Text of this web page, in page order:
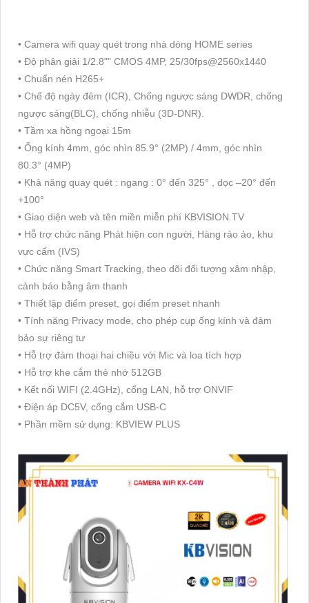
• Camera wifi quay quét trong nhà dòng HOME series
• Độ phân giải 1/2.8"" CMOS 4MP, 25/30fps@2560x1440
• Chuẩn nén H265+
• Chế độ ngày đêm (ICR), Chống ngược sáng DWDR, chống
ngược sáng(BLC), chống nhiễu (3D-DNR).
• Tầm xa hồng ngoại 15m
• Ống kính 4mm, góc nhìn 85.9° (2MP) / 4mm, góc nhìn
80.3° (4MP)
• Khả năng quay quét : ngang : 0° đến 325° , dọc –20° đến
+100°
• Giao diện web và tên miền miễn phí KBVISION.TV
• Hỗ trợ chức năng Phát hiện con người, Hàng rào ảo, khu
vực cấm (IVS)
• Chức năng Smart Tracking, theo dõi đối tượng xâm nhập,
cảnh báo bằng âm thanh
• Thiết lập điểm preset, gọi điểm preset nhanh
• Tính năng Privacy mode, cho phép cụp ống kính và đảm
bảo sự riêng tư
• Hỗ trợ đàm thoại hai chiều với Mic và loa tích hợp
• Hỗ trợ khe cắm thẻ nhớ 512GB
• Kết nối WIFI (2.4GHz), cổng LAN, hỗ trợ ONVIF
• Điện áp DC5V, cổng cắm USB-C
• Phần mềm sử dụng: KBVIEW PLUS